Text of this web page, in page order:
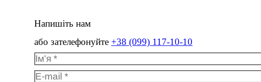
Напишіть нам
або зателефонуйте +38 (099) 117-10-10
Ім'я *
E-mail *